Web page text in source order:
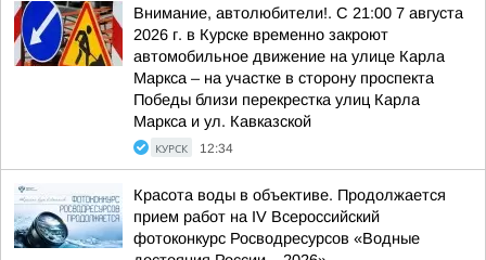
Внимание, автолюбители!. С 21:00 7 августа
2026 г. в Курске временно закроют
автомобильное движение на улице Карла
Маркса – на участке в сторону проспекта
Победы близи перекрестка улиц Карла
Маркса и ул. Кавказской
КУРСК 12:34
Красота воды в объективе. Продолжается
прием работ на IV Всероссийский
фотоконкурс Росводресурсов «Водные